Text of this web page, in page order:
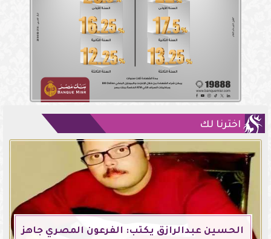
اخترنا لك
الحسين عبدالرازق يكتب: الفرعون المصري جاهز